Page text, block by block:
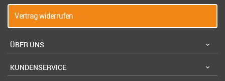
Vertrag widerrufen
ÜBER UNS
KUNDENSERVICE